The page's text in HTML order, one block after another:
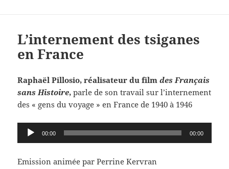
L’internement des tsiganes
en France
Raphaël Pillosio, réalisateur du filmdes Français
sans Histoire,parle de son travail sur l’internement
des « gens du voyage » en France de 1940 à 1946
Lecteur
audio
00:00 00:00
Emission animée par Perrine Kervran